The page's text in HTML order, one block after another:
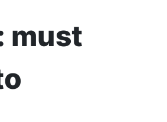
must